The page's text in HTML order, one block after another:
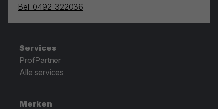
Bel: 0492-322036
Services
ProfPartner
Alle services
Merken